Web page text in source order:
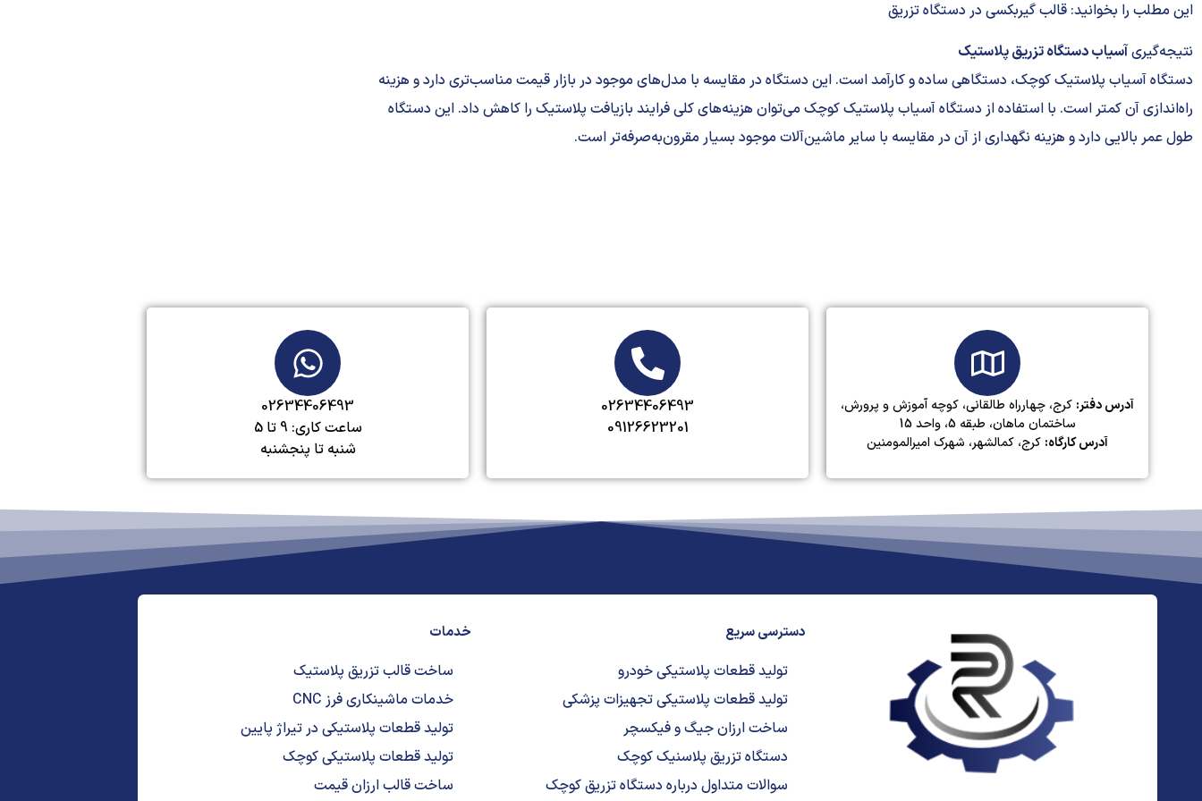
این مطلب را بخوانید: قالب گیربکسی در دستگاه تزریق
نتیجه‌گیریآسیاب دستگاه تزریق پلاستیک
دستگاه آسیاب پلاستیک کوچک، دستگاهی ساده و کارآمد است. این دستگاه در مقایسه با مدل‌های موجود در بازار قیمت مناسب‌تری دارد و هزینه
راه‌اندازی آن کمتر است. با استفاده از دستگاه آسیاب پلاستیک کوچک می‌توان هزینه‌های کلی فرایند بازیافت پلاستیک را کاهش داد. این دستگاه
طول عمر بالایی دارد و هزینه نگهداری از آن در مقایسه با سایر ماشین‌آلات موجود بسیار مقرون‌به‌صرفه‌تر است.
آدرس دفتر: کرج، چهارراه طالقانی، کوچه آموزش و پرورش،
ساختمان ماهان، طبقه 5، واحد 15
آدرس کارگاه: کرج، کمالشهر، شهرک امیرالمومنین
02634406493
09126623201
02634406493
ساعت کاری: 9 تا 5
شنبه تا پنجشنبه
دسترسی سریع
تولید قطعات پلاستیکی خودرو
تولید قطعات پلاستیکی تجهیزات پزشکی
ساخت ارزان جیگ و فیکسچر
دستگاه تزریق پلاسنیک کوچک
سوالات متداول درباره دستگاه تزریق کوچک
خدمات
ساخت قالب تزریق پلاستیک
خدمات ماشینکاری فرز CNC
تولید قطعات پلاستیکی در تیراژ پایین
تولید قطعات پلاستیکی کوچک
ساخت قالب ارزان قیمت